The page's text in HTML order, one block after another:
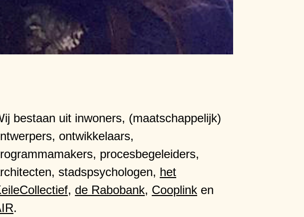
bestaan uit inwoners, (maatschappelijk)
ontwikkelaars,
procesbegeleiders,
stadspsychologen, het
, de Rabobank, Cooplink en
.